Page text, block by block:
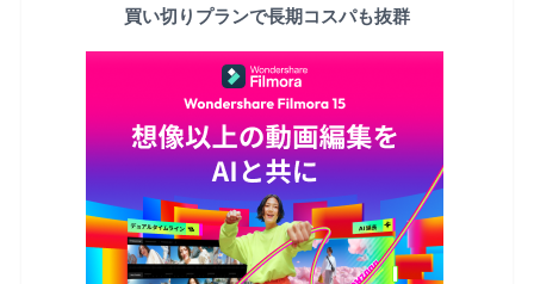
買い切りプランで長期コスパも抜群